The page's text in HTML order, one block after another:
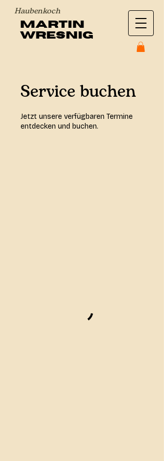
Haubenkoch
Martin
Wresnig
Service buchen
Jetzt unsere verfügbaren Termine
entdecken und buchen.